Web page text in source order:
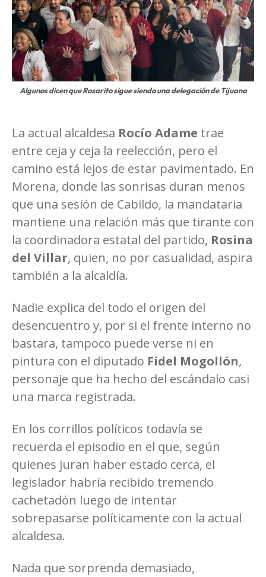
Algunos dicen que Rosarito sigue siendo una delegación de Tijuana
La actual alcaldesa Rocío Adame trae
entre ceja y ceja la reelección, pero el
camino está lejos de estar pavimentado. En
Morena, donde las sonrisas duran menos
que una sesión de Cabildo, la mandataria
mantiene una relación más que tirante con
la coordinadora estatal del partido, Rosina
del Villar, quien, no por casualidad, aspira
también a la alcaldía.
Nadie explica del todo el origen del
desencuentro y, por si el frente interno no
bastara, tampoco puede verse ni en
pintura con el diputado Fidel Mogollón,
personaje que ha hecho del escándalo casi
una marca registrada.
En los corrillos políticos todavía se
recuerda el episodio en el que, según
quienes juran haber estado cerca, el
legislador habría recibido tremendo
cachetadón luego de intentar
sobrepasarse políticamente con la actual
alcaldesa.
Nada que sorprenda demasiado,